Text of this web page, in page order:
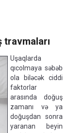
travmaları
Uşaqlarda
qıcolmaya səbəb
ola biləcək ciddi
faktorlar
arasında doğuş
zamanı və ya
doğuşdan sonra
yaranan beyin